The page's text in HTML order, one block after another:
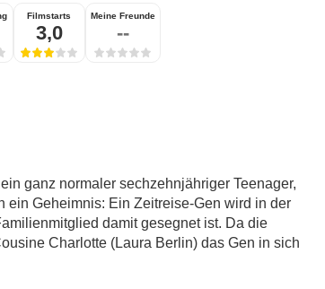
Filmstarts
3,0
Meine Freunde
--
ganz normaler sechzehnjähriger Teenager,
ein Geheimnis: Ein Zeitreise-Gen wird in der
damit gesegnet ist. Da die
Charlotte (Laura Berlin) das Gen in sich